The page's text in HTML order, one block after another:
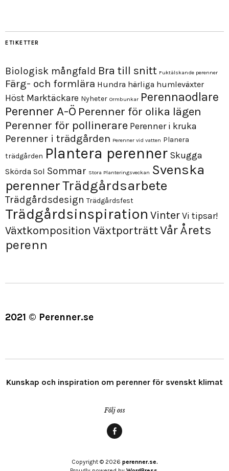
ETIKETTER
Biologisk mångfald Bra till snitt Fuktälskande perenner
Färg- och formlära Hundra härliga humleväxter
Höst Marktäckare Nyheter Ormbunkar Perennaodlare
Perenner A-Ö Perenner för olika lägen
Perenner för pollinerare Perenner i kruka
Perenner i trädgården Perenner vid vatten Planera
trädgården Plantera perenner Skugga
Skörda Sol Sommar Stora Planteringsveckan Svenska
perennerTrädgårdsarbete
Trädgårdsdesign Trädgårdsfest
Trädgårdsinspiration VinterVi tipsar!
Växtkomposition VäxtporträttVårÅrets
perenn
2021 © Perenner.se
Kunskap och inspiration om perenner för svenskt klimat
Följ oss
Copyright © 2026 perenner.se.